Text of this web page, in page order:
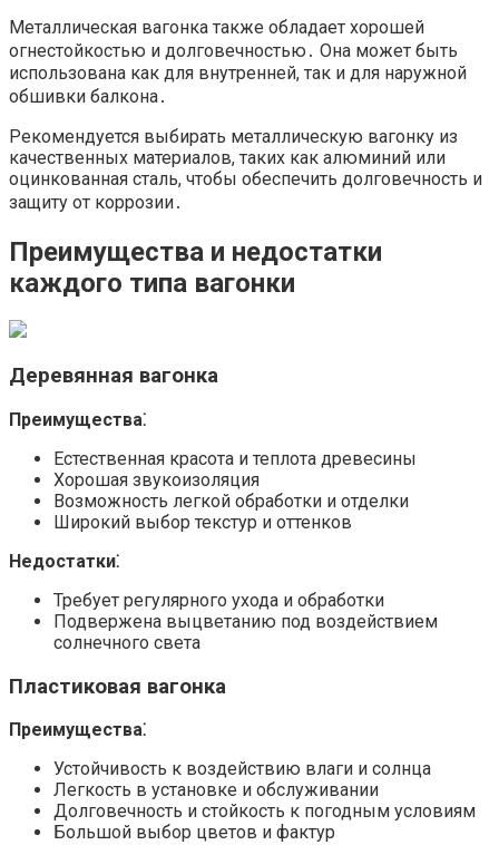
Металлическая вагонка также обладает хорошей
огнестойкостью и долговечностью․ Она может быть
использована как для внутренней, так и для наружной
обшивки балкона․
Рекомендуется выбирать металлическую вагонку из
качественных материалов, таких как алюминий или
оцинкованная сталь, чтобы обеспечить долговечность и
защиту от коррозии․
Преимущества и недостатки
каждого типа вагонки
Деревянная вагонка
Преимущества⁚
Естественная красота и теплота древесины
Хорошая звукоизоляция
Возможность легкой обработки и отделки
Широкий выбор текстур и оттенков
Недостатки⁚
Требует регулярного ухода и обработки
Подвержена выцветанию под воздействием
солнечного света
Пластиковая вагонка
Преимущества⁚
Устойчивость к воздействию влаги и солнца
Легкость в установке и обслуживании
Долговечность и стойкость к погодным условиям
Большой выбор цветов и фактур